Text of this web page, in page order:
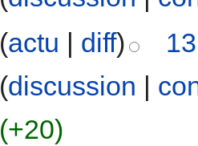
(actu | diff)
(discussion |
(+20)